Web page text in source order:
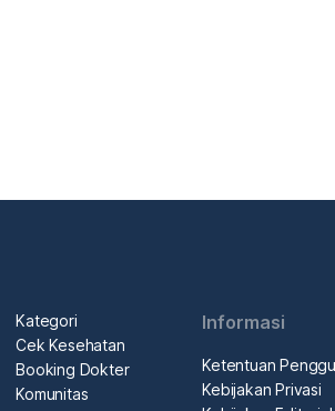
Kategori
Cek Kesehatan
Booking Dokter
Komunitas
Informasi
Ketentuan
Kebijakan Privasi